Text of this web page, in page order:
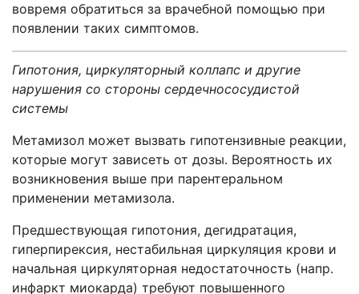
вовремя обратиться за врачебной помощью при
появлении таких симптомов.
Гипотония, циркуляторный коллапс и другие
нарушения со стороны сердечнососудистой
системы
Метамизол может вызвать гипотензивные реакции,
которые могут зависеть от дозы. Вероятность их
возникновения выше при парентеральном
применении метамизола.
Предшествующая гипотония, дегидратация,
гиперпирексия, нестабильная циркуляция крови и
начальная циркуляторная недостаточность (напр.
инфаркт миокарда) требуют повышенного